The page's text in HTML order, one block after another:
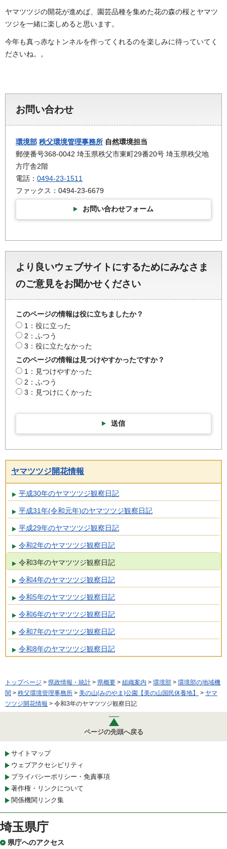
ヤマツツジの開花が進めば、園芸品種を集めた花の森の桜とヤマツ
ツジを一緒に楽しめると思います。
今年も真っ赤なトンネルを作ってくれるのを楽しみに待っていてく
ださいね。。
お問い合わせ
環境部 秩父環境管理事務所 自然環境担当
郵便番号368-0042 埼玉県秩父市東町29番20号 埼玉県秩父地
方庁舎2階
電話： 0494-23-1511
ファックス：0494-23-6679
お問い合わせフォーム
より良いウェブサイトにするためにみなさま
のご意見をお聞かせください
このページの情報は役に立ちましたか？
1：役に立った
2：ふつう
3：役に立たなかった
このページの情報は見つけやすかったですか？
1：見つけやすかった
2：ふつう
3：見つけにくかった
送信
ヤマツツジ開花情報
平成30年のヤマツツジ観察日記
平成31年(令和元年)のヤマツツジ観察日記
平成29年のヤマツツジ観察日記
令和2年のヤマツツジ観察日記
令和3年のヤマツツジ観察日記
令和4年のヤマツツジ観察日記
令和5年のヤマツツジ観察日記
令和6年のヤマツツジ観察日記
令和7年のヤマツツジ観察日記
令和8年のヤマツツジ観察日記
トップページ > 県政情報・統計 > 県概要 > 組織案内 > 環境部 > 環境部の地域機
関 > 秩父環境管理事務所 > 美の山(みのやま)公園【美の山国民休養地】 > ヤマ
ツツジ開花情報 > 令和3年のヤマツツジ観察日記
ページの先頭へ戻る
サイトマップ
ウェブアクセシビリティ
プライバシーポリシー・免責事項
著作権・リンクについて
関係機関リンク集
埼玉県庁
県庁へのアクセス